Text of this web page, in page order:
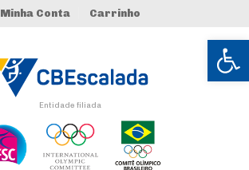
Abrir
Minha Conta Carrinho
Entidade filiada